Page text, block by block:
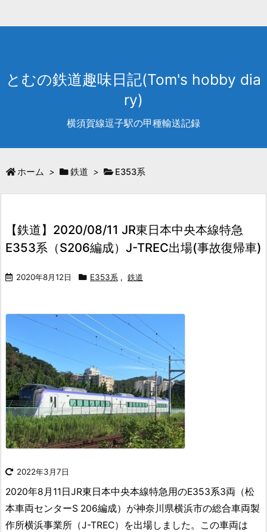
とむの鉄道趣味日記(Tom's hobby dia
ry)
横須賀線逗子駅の甲種輸送記録
ホーム > 鉄道 > E353系
【鉄道】2020/08/11 JR東日本中央本線特急
E353系（S206編成）J-TREC出場(事故復帰車)
2020年8月12日 E353系 , 鉄道
2022年3月7日
2020年8月11日JR東日本中央本線特急用のE353系3両（松
本車両センターS 206編成）が神奈川県横浜市の総合車両製
作所横浜事業所（J-TREC）を出場しました。この車両は